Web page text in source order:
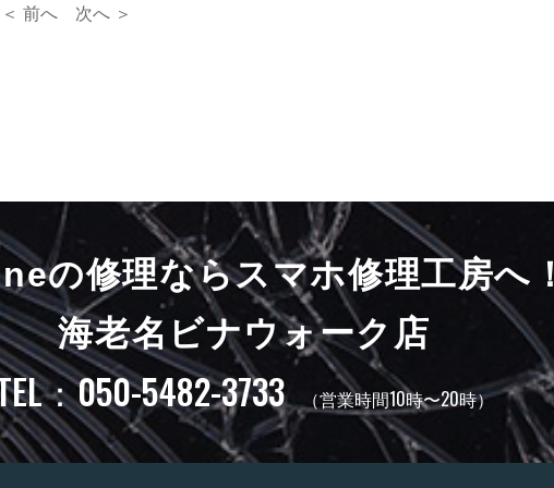
＜ 前へ 次へ ＞
の修理ならスマホ修理工房へ！
海老名ビナウォーク店
：050-5482-3733 （営業時間10時〜20時）